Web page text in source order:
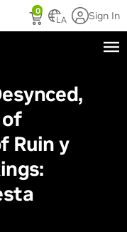
0
LA Sign In
Ruin y